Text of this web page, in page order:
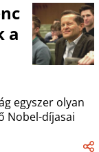
a
egyszer olyan
Nobel-díjasai